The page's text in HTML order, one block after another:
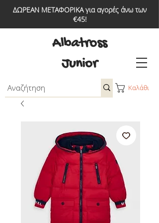
ΔΩΡΕΑΝ ΜΕΤΑΦΟΡΙΚΑ για αγορές άνω των
€45!
Καλάθι
Albatross
Junior